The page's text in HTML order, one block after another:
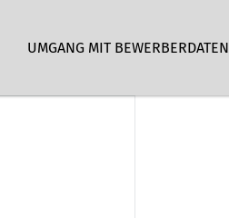
UMGANG MIT BEWERBERDATEN